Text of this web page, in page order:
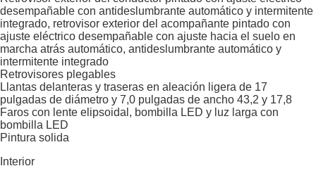
desempañable con antideslumbrante automático y intermitente
integrado, retrovisor exterior del acompañante pintado con
ajuste eléctrico desempañable con ajuste hacia el suelo en
marcha atrás automático, antideslumbrante automático y
intermitente integrado
Retrovisores plegables
Llantas delanteras y traseras en aleación ligera de 17
pulgadas de diámetro y 7,0 pulgadas de ancho 43,2 y 17,8
Faros con lente elipsoidal, bombilla LED y luz larga con
bombilla LED
Pintura solida
Interior